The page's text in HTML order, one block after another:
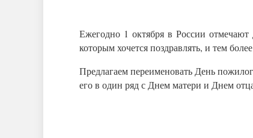
Ежегодно 1 октября в России
которым хочется поздравлять, и тем
Предлагаем переименовать День
его в один ряд с Днем матери и Днем